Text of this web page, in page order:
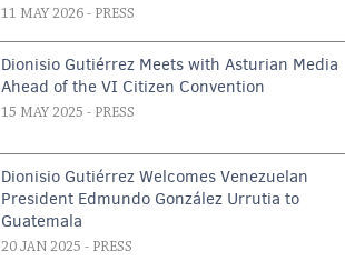
11 MAY 2026 - PRESS
Dionisio Gutiérrez Meets with Asturian Media
Ahead of the VI Citizen Convention
15 MAY 2025 - PRESS
Dionisio Gutiérrez Welcomes Venezuelan
President Edmundo González Urrutia to
Guatemala
20 JAN 2025 - PRESS